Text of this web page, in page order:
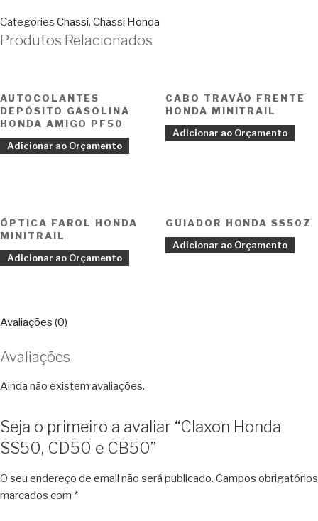
Categories Chassi, Chassi Honda
Produtos Relacionados
AUTOCOLANTES
DEPÓSITO GASOLINA
HONDA AMIGO PF50
Adicionar ao Orçamento
CABO TRAVÃO FRENTE
HONDA MINITRAIL
Adicionar ao Orçamento
ÓPTICA FAROL HONDA
MINITRAIL
Adicionar ao Orçamento
GUIADOR HONDA SS50Z
Adicionar ao Orçamento
Avaliações (0)
Avaliações
Ainda não existem avaliações.
Seja o primeiro a avaliar “Claxon Honda
SS50, CD50 e CB50”
O seu endereço de email não será publicado. Campos obrigatórios
marcados com *